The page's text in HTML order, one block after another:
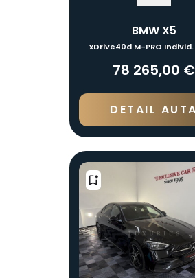
BMW X5
xDrive40d M-PRO
78 265,00 €
DETAIL AUTA